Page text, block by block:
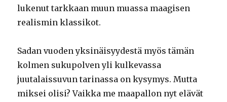
lukenut tarkkaan muun muassa maagisen
realismin klassikot.
Sadan vuoden yksinäisyydestä myös tämän
kolmen sukupolven yli kulkevassa
juutalaissuvun tarinassa on kysymys. Mutta
miksei olisi? Vaikka me maapallon nyt elävät